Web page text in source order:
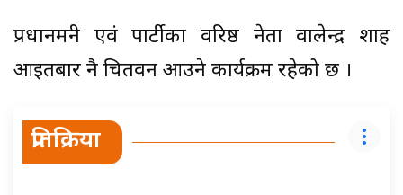
प्रधानमन्त्री एवं पार्टीका वरिष्ठ नेता वालेन्द्र शाह
आइतबार नै चितवन आउने कार्यक्रम रहेको छ ।
प्रतिक्रिया